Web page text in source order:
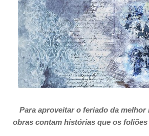
Para aproveitar o feriado da melhor
obras contam histórias que os